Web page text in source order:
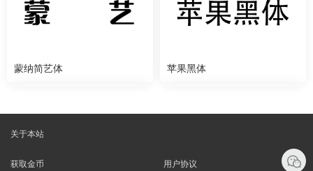
蒙纳简艺体 苹果黑体
关于本站
获取金币 用户协议